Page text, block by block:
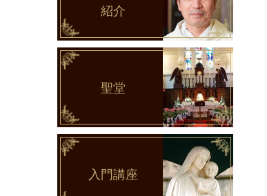
紹介
聖堂
入門講座